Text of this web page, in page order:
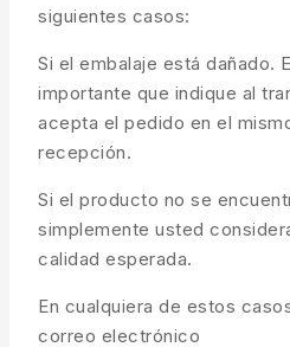
siguientes casos:
Si el embalaje está dañado.
importante que indique al
acepta el pedido en el
recepción.
Si el producto no se
simplemente usted
calidad esperada.
En cualquiera de estos
correo electrónico